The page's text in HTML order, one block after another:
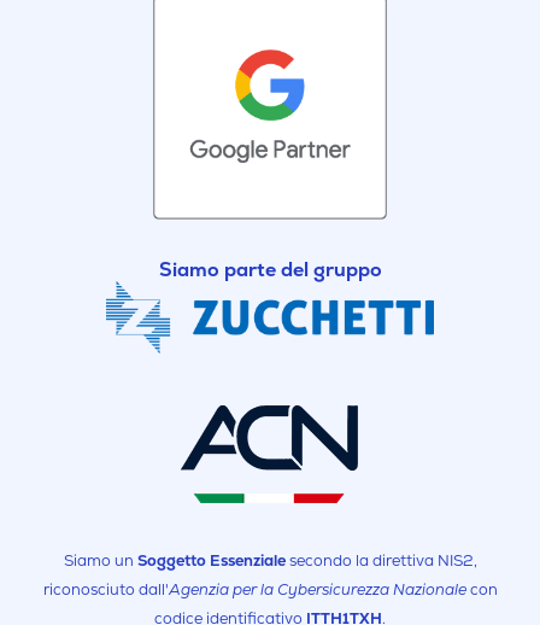
Siamo parte del gruppo
Siamo un Soggetto Essenzialesecondo la direttiva NIS2,
riconosciuto dall'Agenzia per la Cybersicurezza Nazionalecon
codice identificativo ITTH1TXH.